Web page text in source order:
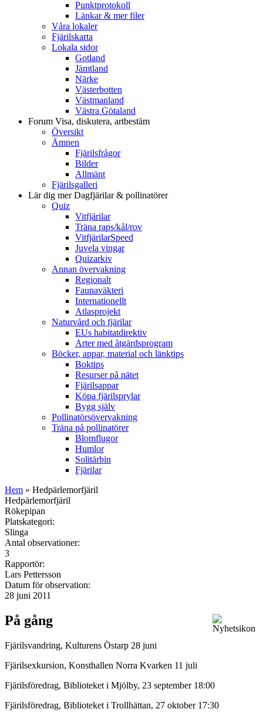
Punktprotokoll
Länkar & mer filer
Våra lokaler
Fjärilskarta
Lokala sidor
Gotland
Jämtland
Närke
Västerbotten
Västmanland
Västra Götaland
Forum Visa, diskutera, artbestäm
Översikt
Ämnen
Fjärilsfrågor
Bilder
Allmänt
Fjärilsgalleri
Lär dig merDagfjärilar & pollinatörer
Quiz
Vitfjärilar
Träna raps/kål/rov
VitfjärilarSpeed
Juvela vingar
Quizarkiv
Annan övervakning
Regionalt
Faunaväkteri
Internationellt
Atlasprojekt
Naturvård och fjärilar
EUs habitatdirektiv
Arter med åtgärdsprogram
Böcker, appar, material och länktips
Boktips
Resurser på nätet
Fjärilsappar
Köpa fjärilsprylar
Bygg själv
Pollinatörsövervakning
Träna på pollinatörer
Blomflugor
Humlor
Solitärbin
Fjärilar
Hem » Hedpärlemorfjäril
Hedpärlemorfjäril
Rökepipan
Platskategori:
Slinga
Antal observationer:
3
Rapportör:
Lars Pettersson
Datum för observation:
28 juni 2011
På gång
Fjärilsvandring, Kulturens Östarp 28 juni
Fjärilsexkursion, Konsthallen Norra Kvarken 11 juli
Fjärilsföredrag, Biblioteket i Mjölby, 23 september 18:00
Fjärilsföredrag, Biblioteket i Trollhättan, 27 oktober 17:30